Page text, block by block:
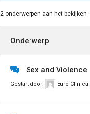
2 onderwerpen aan het bekijken
Onderwerp
Sex and Violence
Gestart door: Euro Clínica